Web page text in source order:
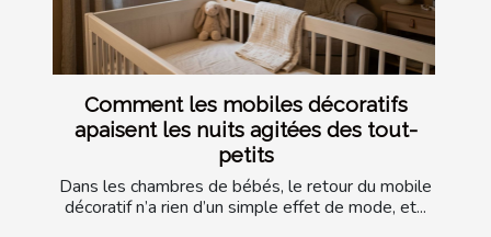
Comment les mobiles décoratifs
apaisent les nuits agitées des tout-
petits
Dans les chambres de bébés, le retour du mobile
décoratif n’a rien d’un simple effet de mode, et...